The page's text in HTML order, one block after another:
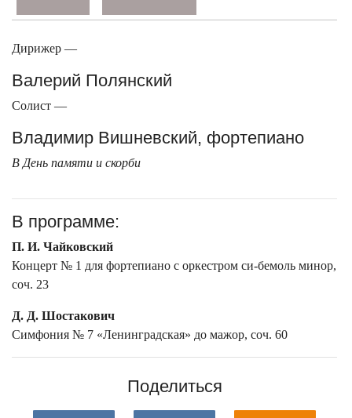
Дирижер —
Валерий Полянский
Солист —
Владимир Вишневский, фортепиано
В День памяти и скорби
В программе:
П. И. Чайковский
Концерт № 1 для фортепиано с оркестром си-бемоль минор,
соч. 23
Д. Д. Шостакович
Симфония № 7 «Ленинградская» до мажор, соч. 60
Поделиться